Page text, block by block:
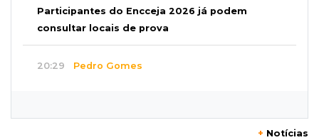
Participantes do Encceja 2026 já podem
consultar locais de prova
20:29 Pedro Gomes
+ Notícias